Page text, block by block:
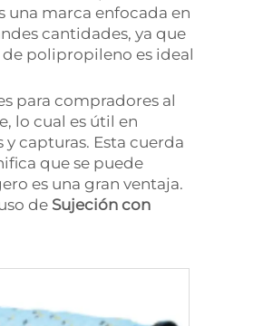
una marca enfocada en
cantidades, ya que
polipropileno es ideal
para compradores al
lo cual es útil en
capturas. Esta cuerda
que se puede
es una gran ventaja.
de Sujeción con